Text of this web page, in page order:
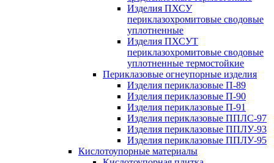
Изделия ПХСУ
периклазохромитовые сводовые
уплотненные
Изделия ПХСУТ
периклазохромитовые сводовые
уплотненные термостойкие
Периклазовые огнеупорные изделия
Изделия периклазовые П-89
Изделия периклазовые П-90
Изделия периклазовые П-91
Изделия периклазовые ППЛС-97
Изделия периклазовые ППЛУ-93
Изделия периклазовые ППЛУ-95
Кислотоупорные материалы